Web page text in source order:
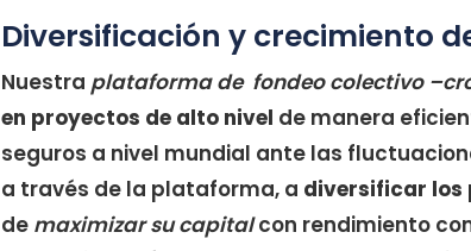
Diversificación y crecimiento
Nuestra plataforma de fondeo colectivo
en proyectos de alto nivel de manera
seguros a nivel mundial ante las
a través de la plataforma, a diversificar los
de maximizar su capitalcon rendimiento